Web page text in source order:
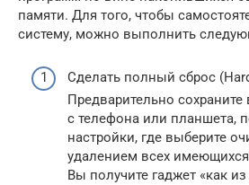
памяти. Для того, чтобы
систему, можно выполнить
Сделать полный сброс
Предварительно
с телефона или планшета,
настройки, где выберите
удалением всех
Вы получите гаджет «как